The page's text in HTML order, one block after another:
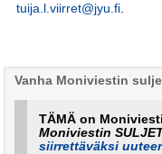
tuija.l.viirret@jyu.fi.
Vanha Moniviestin
TÄMÄ on
Moniviestin
siirrettäväksi